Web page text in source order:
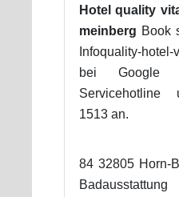
Hotel quality
meinberg Book
Infoquality-
bei Google
Servicehotline
1513 an.
84 32805 Horn-